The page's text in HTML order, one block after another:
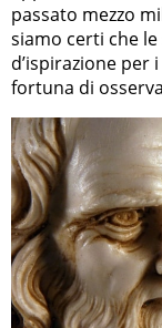
passato mezzo
siamo certi che
d’ispirazione per
fortuna di